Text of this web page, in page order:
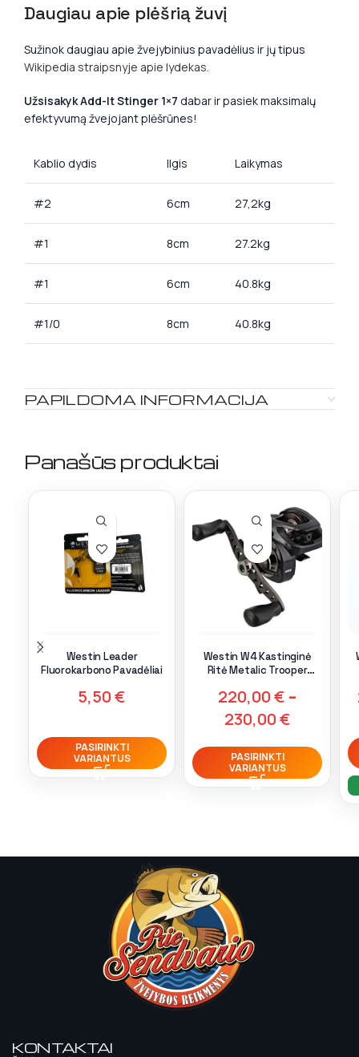
Daugiau apie plėšrią žuvį
Sužinok daugiau apie žvejybinius pavadėlius ir jų tipus
Wikipedia straipsnyje apie lydekas.
Užsisakyk Add-It Stinger 1×7 dabar ir pasiek maksimalų
efektyvumą žvejojant plėšrūnes!
Kablio dydis Ilgis Laikymas
#2 6cm 27,2kg
#1 8cm 27.2kg
#1 6cm 40.8kg
#1/0 8cm 40.8kg
PAPILDOMA INFORMACIJA
Panašūs produktai
Westin Leader
Fluorokarbono Pavadėliai
5,50€
PASIRINKTI
VARIANTUS
Westin W4 Kastinginė
Ritė Metalic Trooper
220,00€ –
230,00€
PASIRINKTI
VARIANTUS
KONTAKTAI